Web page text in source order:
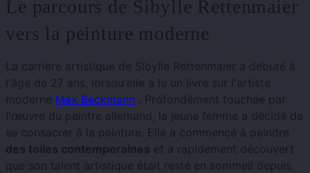
Le parcours de Sibylle Rettenmaier
vers la peinture moderne
La carrière artistique de Sibylle Rettenmaier a débuté à
l'âge de 27 ans, lorsqu'elle a lu un livre sur l'artiste
moderne Max Beckmann . Profondément touchée par
l'œuvre du peintre allemand, la jeune femme a décidé de
se consacrer à la peinture. Elle a commencé à peindre
des toiles contemporaines et a rapidement découvert
que son talent artistique était resté en sommeil depuis